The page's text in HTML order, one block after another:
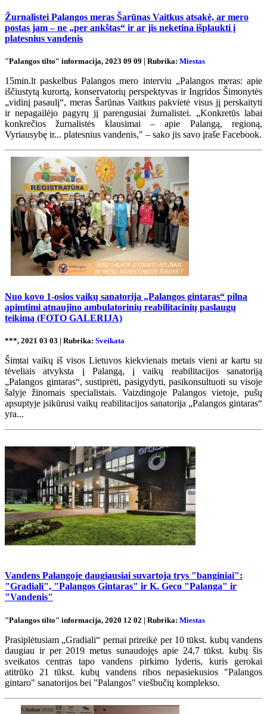
Žurnalistei Palangos meras Šarūnas Vaitkus atsakė, ar mero
postas jam – ne „per ankštas“ ir ar jis neketina išplaukti į
platesnius vandenis
"Palangos tilto" informacija, 2023 09 09 | Rubrika: Miestas
15min.lt paskelbus Palangos mero interviu „Palangos meras: apie
iščiustytą kurortą, konservatorių perspektyvas ir Ingridos Šimonytės
„vidinį pasaulį“, meras Šarūnas Vaitkus pakvietė visus jį perskaityti
ir nepagailėjo pagyrų jį parengusiai žurnalistei. „Konkretūs labai
konkrečios žurnalistės klausimai – apie Palangą, regioną,
Vyriausybę ir... platesnius vandenis," – sako jis savo įraše Facebook.
Nuo kovo 1-osios vaikų sanatorija „Palangos gintaras“ pilna
apimtimi atnaujino ambulatorinių reabilitacinių paslaugų
teikimą (FOTO GALERIJA)
***, 2021 03 03 | Rubrika: Sveikata
Šimtai vaikų iš visos Lietuvos kiekvienais metais vieni ar kartu su
tėveliais atvyksta į Palangą, į vaikų reabilitacijos sanatoriją
„Palangos gintaras“, sustiprėti, pasigydyti, pasikonsultuoti su visoje
šalyje žinomais specialistais. Vaizdingoje Palangos vietoje, pušų
apsuptyje įsikūrusi vaikų reabilitacijos sanatorija „Palangos gintaras“
yra...
Vandens Palangoje daugiausiai suvartoja trys "banginiai":
"Gradiali", "Palangos Gintaras" ir K. Geco "Palanga" ir
"Vandenis"
"Palangos tilto" informacija, 2020 12 02 | Rubrika: Miestas
Prasiplėtusiam „Gradiali“ pernai prireikė per 10 tūkst. kubų vandens
daugiau ir per 2019 metus sunaudojęs apie 24,7 tūkst. kubų šis
sveikatos centras tapo vandens pirkimo lyderis, kuris gerokai
atitrūko 21 tūkst. kubų vandens ribos nepasiekusios "Palangos
gintaro" sanatorijos bei "Palangos" viešbučių komplekso.